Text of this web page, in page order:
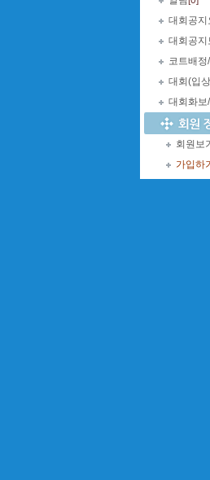
대회공지
대회공지
코트배정
대회(입
대회화보
회원보기
가입하기